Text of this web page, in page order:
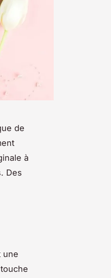
de
à
Des
une